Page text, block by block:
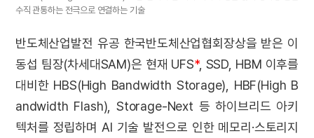
수직 관통하는 전극으로 연결하는 기술
반도체산업발전 유공 한국반도체산업협회장상을 받은 이
동섭 팀장(차세대SAM)은 현재 UFS*, SSD, HBM 이후를
대비한 HBS(High Bandwidth Storage), HBF(High B
andwidth Flash), Storage-Next 등 하이브리드 아키
텍처를 정립하며 AI 기술 발전으로 인한 메모리·스토리지